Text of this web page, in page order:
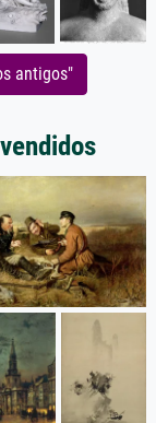
antigos"